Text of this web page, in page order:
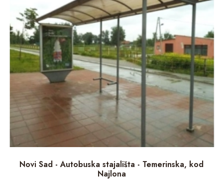
Novi Sad - Autobuska stajališta - Temerinska, kod
Najlona